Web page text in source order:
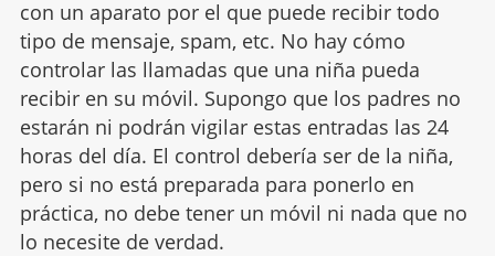
con un aparato por el que puede recibir todo
tipo de mensaje, spam, etc. No hay cómo
controlar las llamadas que una niña pueda
recibir en su móvil. Supongo que los padres no
estarán ni podrán vigilar estas entradas las 24
horas del día. El control debería ser de la niña,
pero si no está preparada para ponerlo en
práctica, no debe tener un móvil ni nada que no
lo necesite de verdad.